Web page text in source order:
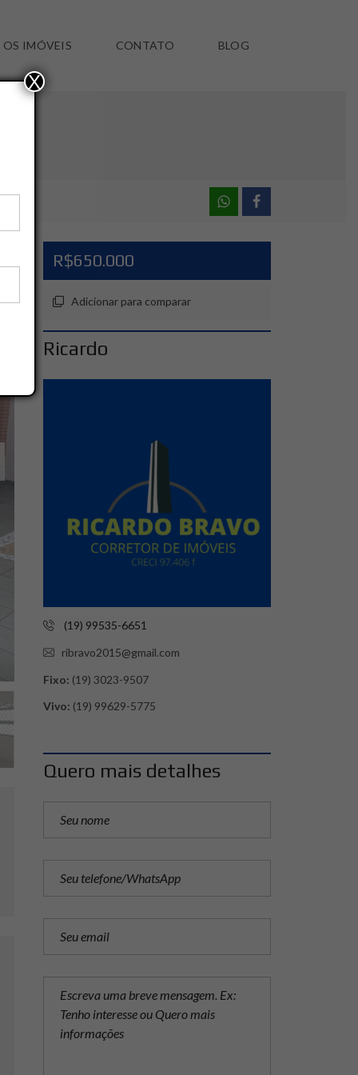
OS IMÓVEIS CONTATO BLOG
R$650.000
Adicionar para comparar
Ricardo
(19) 99535-6651
ribravo2015@gmail.com
Fixo: (19) 3023-9507
Vivo: (19) 99629-5775
Quero mais detalhes
X